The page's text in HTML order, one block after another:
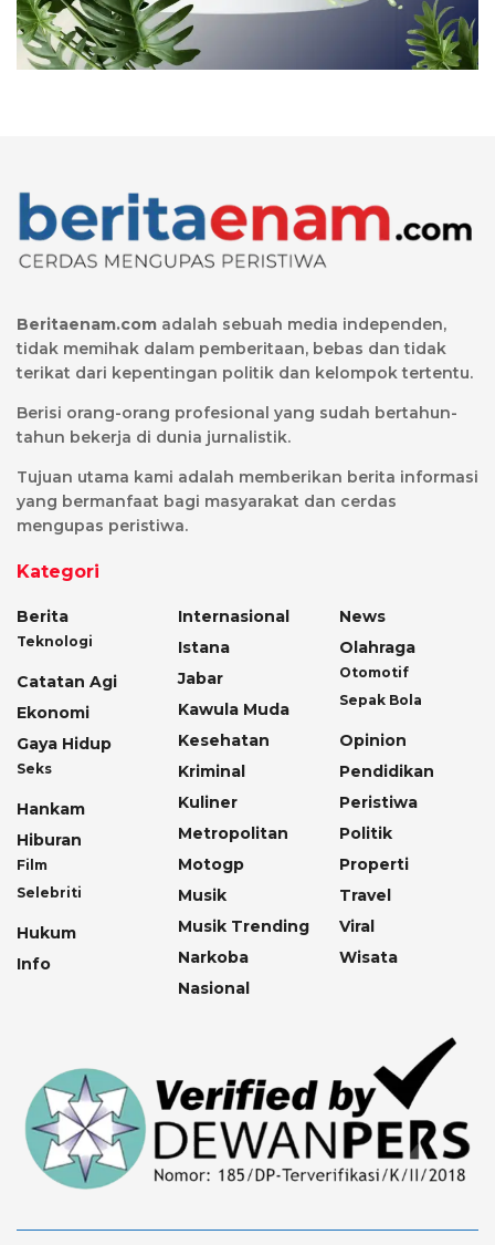
Beritaenam.com adalah sebuah media independen,
tidak memihak dalam pemberitaan, bebas dan tidak
terikat dari kepentingan politik dan kelompok tertentu.
Berisi orang-orang profesional yang sudah bertahun-
tahun bekerja di dunia jurnalistik.
Tujuan utama kami adalah memberikan berita informasi
yang bermanfaat bagi masyarakat dan cerdas
mengupas peristiwa.
Kategori
Berita
Teknologi
Catatan Agi
Ekonomi
Gaya Hidup
Seks
Hankam
Hiburan
Film
Selebriti
Hukum
Info
Internasional
Istana
Jabar
Kawula Muda
Kesehatan
Kriminal
Kuliner
Metropolitan
Motogp
Musik
Musik Trending
Narkoba
Nasional
News
Olahraga
Otomotif
Sepak Bola
Opinion
Pendidikan
Peristiwa
Politik
Properti
Travel
Viral
Wisata